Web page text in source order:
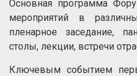
Основная программа
мероприятий в
пленарное заседание,
столы, лекции, встречи
Ключевым событием